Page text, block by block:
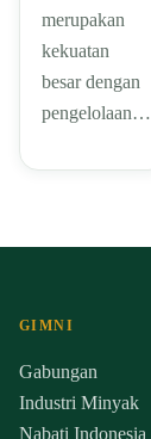
merupakan
kekuatan
besar dengan
pengelolaan…
GIMNI
Gabungan
Industri Minyak
Nabati Indonesia